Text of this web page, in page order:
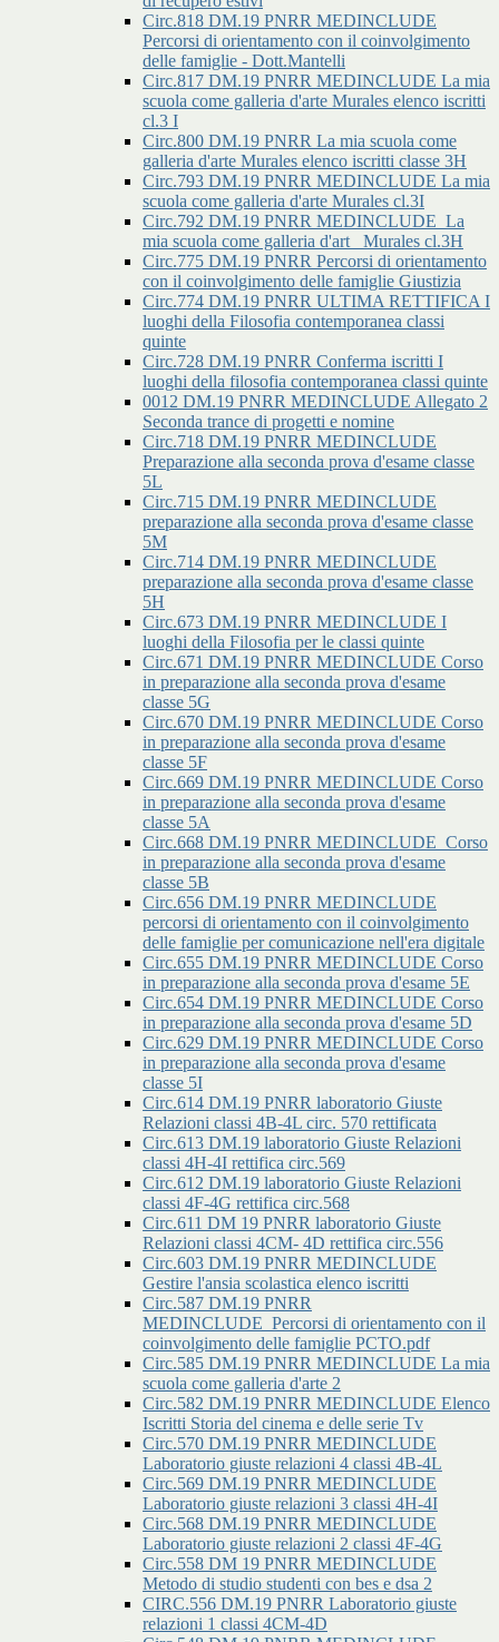
Circ.818 DM.19 PNRR MEDINCLUDE
Percorsi di orientamento con il coinvolgimento
delle famiglie - Dott.Mantelli
Circ.817 DM.19 PNRR MEDINCLUDE La mia
scuola come galleria d'arte Murales elenco iscritti
cl.3 I
Circ.800 DM.19 PNRR La mia scuola come
galleria d'arte Murales elenco iscritti classe 3H
Circ.793 DM.19 PNRR MEDINCLUDE La mia
scuola come galleria d'arte Murales cl.3I
Circ.792 DM.19 PNRR MEDINCLUDE_La
mia scuola come galleria d'art _Murales cl.3H
Circ.775 DM.19 PNRR Percorsi di orientamento
con il coinvolgimento delle famiglie Giustizia
Circ.774 DM.19 PNRR ULTIMA RETTIFICA I
luoghi della Filosofia contemporanea classi
quinte
Circ.728 DM.19 PNRR Conferma iscritti I
luoghi della filosofia contemporanea classi quinte
0012 DM.19 PNRR MEDINCLUDE Allegato 2
Seconda trance di progetti e nomine
Circ.718 DM.19 PNRR MEDINCLUDE
Preparazione alla seconda prova d'esame classe
5L
Circ.715 DM.19 PNRR MEDINCLUDE
preparazione alla seconda prova d'esame classe
5M
Circ.714 DM.19 PNRR MEDINCLUDE
preparazione alla seconda prova d'esame classe
5H
Circ.673 DM.19 PNRR MEDINCLUDE I
luoghi della Filosofia per le classi quinte
Circ.671 DM.19 PNRR MEDINCLUDE Corso
in preparazione alla seconda prova d'esame
classe 5G
Circ.670 DM.19 PNRR MEDINCLUDE Corso
in preparazione alla seconda prova d'esame
classe 5F
Circ.669 DM.19 PNRR MEDINCLUDE Corso
in preparazione alla seconda prova d'esame
classe 5A
Circ.668 DM.19 PNRR MEDINCLUDE_Corso
in preparazione alla seconda prova d'esame
classe 5B
Circ.656 DM.19 PNRR MEDINCLUDE
percorsi di orientamento con il coinvolgimento
delle famiglie per comunicazione nell'era digitale
Circ.655 DM.19 PNRR MEDINCLUDE Corso
in preparazione alla seconda prova d'esame 5E
Circ.654 DM.19 PNRR MEDINCLUDE Corso
in preparazione alla seconda prova d'esame 5D
Circ.629 DM.19 PNRR MEDINCLUDE Corso
in preparazione alla seconda prova d'esame
classe 5I
Circ.614 DM.19 PNRR laboratorio Giuste
Relazioni classi 4B-4L circ. 570 rettificata
Circ.613 DM.19 laboratorio Giuste Relazioni
classi 4H-4I rettifica circ.569
Circ.612 DM.19 laboratorio Giuste Relazioni
classi 4F-4G rettifica circ.568
Circ.611 DM 19 PNRR laboratorio Giuste
Relazioni classi 4CM- 4D rettifica circ.556
Circ.603 DM.19 PNRR MEDINCLUDE
Gestire l'ansia scolastica elenco iscritti
Circ.587 DM.19 PNRR
MEDINCLUDE_Percorsi di orientamento con il
coinvolgimento delle famiglie PCTO.pdf
Circ.585 DM.19 PNRR MEDINCLUDE La mia
scuola come galleria d'arte 2
Circ.582 DM.19 PNRR MEDINCLUDE Elenco
Iscritti Storia del cinema e delle serie Tv
Circ.570 DM.19 PNRR MEDINCLUDE
Laboratorio giuste relazioni 4 classi 4B-4L
Circ.569 DM.19 PNRR MEDINCLUDE
Laboratorio giuste relazioni 3 classi 4H-4I
Circ.568 DM.19 PNRR MEDINCLUDE
Laboratorio giuste relazioni 2 classi 4F-4G
Circ.558 DM 19 PNRR MEDINCLUDE
Metodo di studio studenti con bes e dsa 2
CIRC.556 DM.19 PNRR Laboratorio giuste
relazioni 1 classi 4CM-4D